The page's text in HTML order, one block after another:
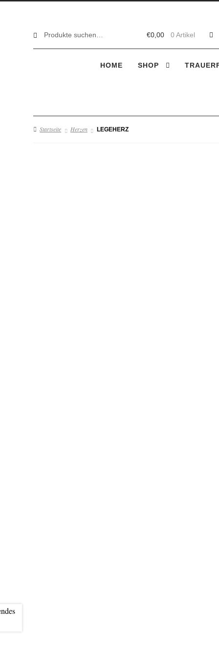
Suche
Suche €0,00 0 Artikel
HOME SHOP
Startseite Herzen LEGEHERZ